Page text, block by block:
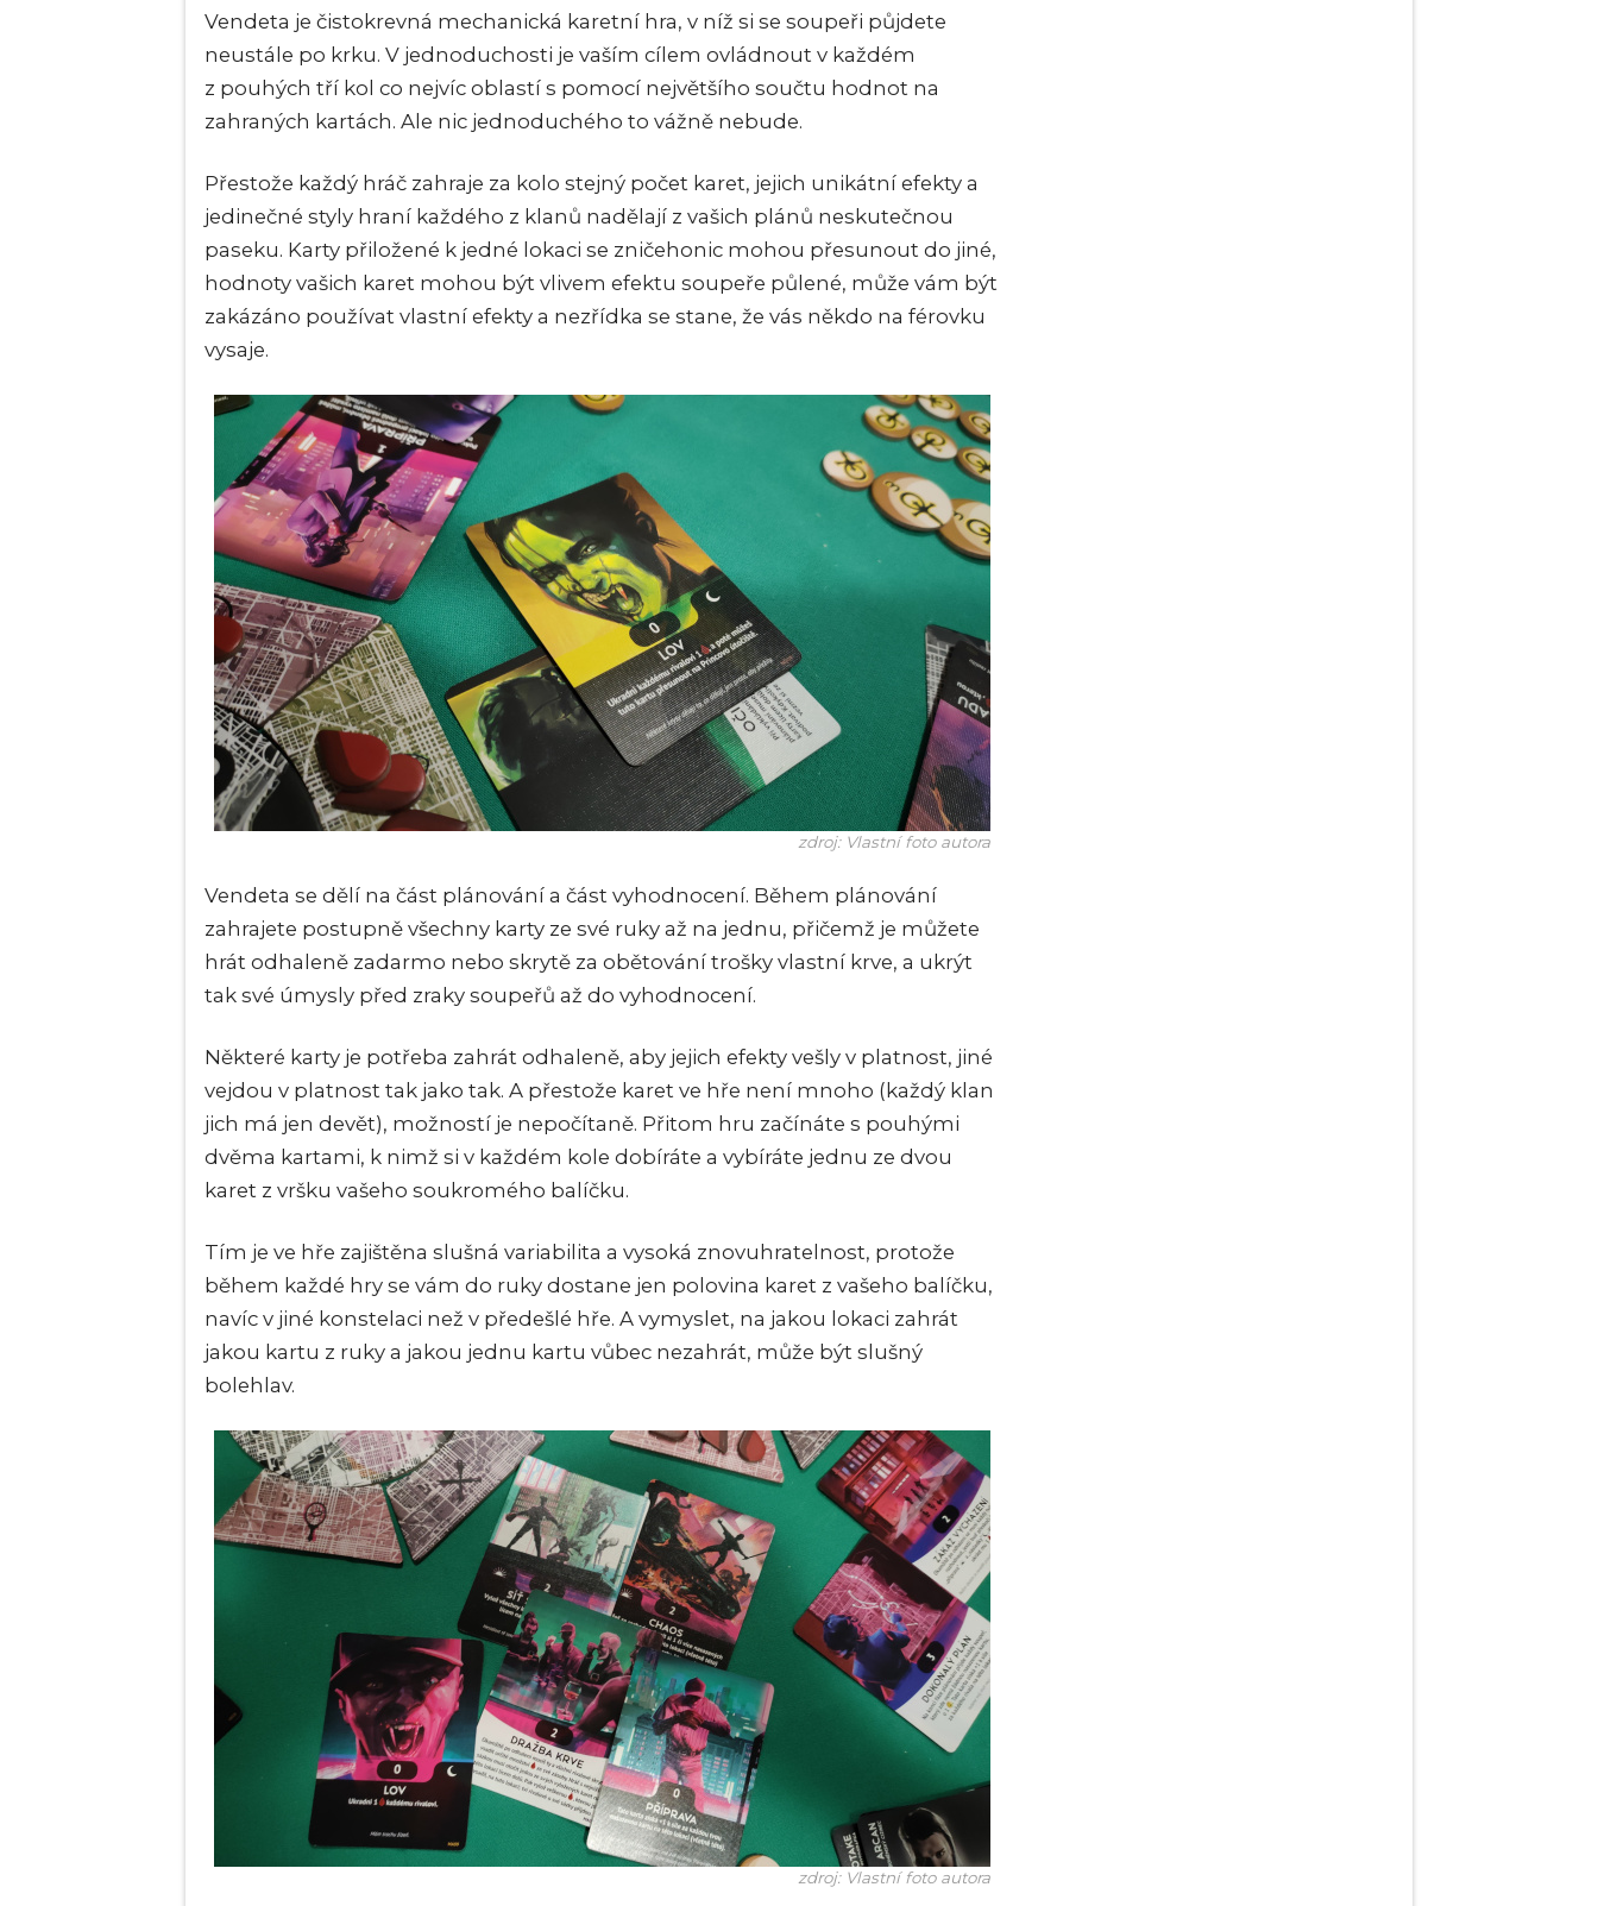
Vendeta je čistokrevná mechanická karetní hra, v níž si se soupeři půjdete
neustále po krku. V jednoduchosti je vaším cílem ovládnout v každém
z pouhých tří kol co nejvíc oblastí s pomocí největšího součtu hodnot na
zahraných kartách. Ale nic jednoduchého to vážně nebude.
Přestože každý hráč zahraje za kolo stejný počet karet, jejich unikátní efekty a
jedinečné styly hraní každého z klanů nadělají z vašich plánů neskutečnou
paseku. Karty přiložené k jedné lokaci se zničehonic mohou přesunout do jiné,
hodnoty vašich karet mohou být vlivem efektu soupeře půlené, může vám být
zakázáno používat vlastní efekty a nezřídka se stane, že vás někdo na férovku
vysaje.
zdroj: Vlastní foto autora
Vendeta se dělí na část plánování a část vyhodnocení. Během plánování
zahrajete postupně všechny karty ze své ruky až na jednu, přičemž je můžete
hrát odhaleně zadarmo nebo skrytě za obětování trošky vlastní krve, a ukrýt
tak své úmysly před zraky soupeřů až do vyhodnocení.
Některé karty je potřeba zahrát odhaleně, aby jejich efekty vešly v platnost, jiné
vejdou v platnost tak jako tak. A přestože karet ve hře není mnoho (každý klan
jich má jen devět), možností je nepočítaně. Přitom hru začínáte s pouhými
dvěma kartami, k nimž si v každém kole dobíráte a vybíráte jednu ze dvou
karet z vršku vašeho soukromého balíčku.
Tím je ve hře zajištěna slušná variabilita a vysoká znovuhratelnost, protože
během každé hry se vám do ruky dostane jen polovina karet z vašeho balíčku,
navíc v jiné konstelaci než v předešlé hře. A vymyslet, na jakou lokaci zahrát
jakou kartu z ruky a jakou jednu kartu vůbec nezahrát, může být slušný
bolehlav.
zdroj: Vlastní foto autora